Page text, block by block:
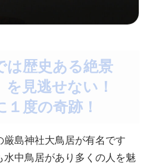
は歴史ある絶景
を見逃せない！
度の奇跡！
厳島神社大鳥居が有名です
水中鳥居があり多くの人を魅